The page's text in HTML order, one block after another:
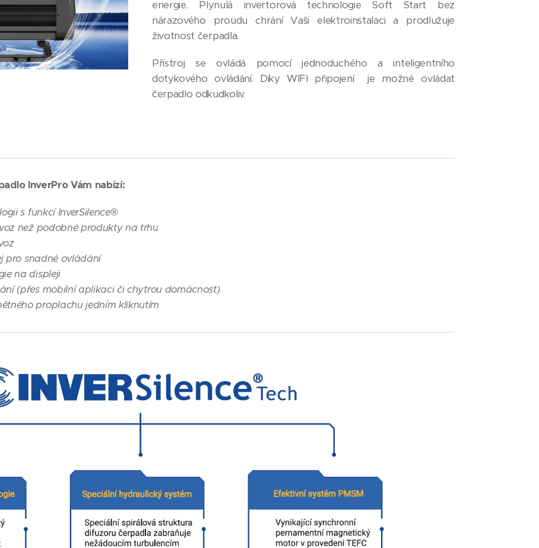
energie. Plynulá invertorová technologie Soft Start bez
nárazového proudu chrání Vaši elektroinstalaci a prodlužuje
životnost čerpadla.
Přístroj se ovládá pomocí jednoduchého a inteligentního
dotykového ovládání. Díky WIFI připojení je možné ovládat
čerpadlo odkudkoliv.
InverPro Vám nabízí:
s funkcí InverSilence®
než podobné produkty na trhu
pro snadné ovládání
na displeji
(přes mobilní aplikaci či chytrou domácnost)
proplachu jedním kliknutím